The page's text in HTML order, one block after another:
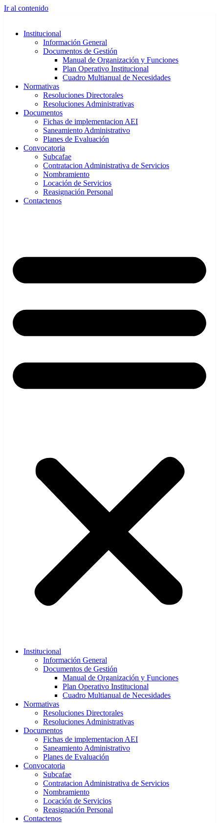
Ir al contenido
Institucional
Información General
Documentos de Gestión
Manual de Organización y Funciones
Plan Operativo Institucional
Cuadro Multianual de Necesidades
Normativas
Resoluciones Directorales
Resoluciones Administrativas
Documentos
Fichas de implementacion AEI
Saneamiento Administrativo
Planes de Evaluación
Convocatoria
Subcafae
Contratacion Administrativa de Servicios
Nombramiento
Locación de Servicios
Reasignación Personal
Contactenos
Institucional
Información General
Documentos de Gestión
Manual de Organización y Funciones
Plan Operativo Institucional
Cuadro Multianual de Necesidades
Normativas
Resoluciones Directorales
Resoluciones Administrativas
Documentos
Fichas de implementacion AEI
Saneamiento Administrativo
Planes de Evaluación
Convocatoria
Subcafae
Contratacion Administrativa de Servicios
Nombramiento
Locación de Servicios
Reasignación Personal
Contactenos